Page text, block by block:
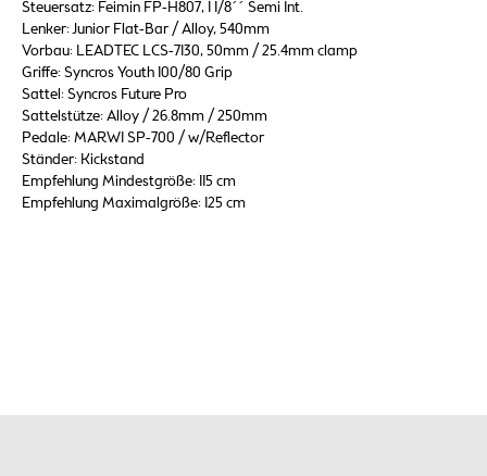
Steuersatz: Feimin FP-H807, 1 1/8´´ Semi Int.
Lenker: Junior Flat-Bar / Alloy, 540mm
Vorbau: LEADTEC LCS-7130, 50mm / 25.4mm clamp
Griffe: Syncros Youth 100/80 Grip
Sattel: Syncros Future Pro
Sattelstütze: Alloy / 26.8mm / 250mm
Pedale: MARWI SP-700 / w/Reflector
Ständer: Kickstand
Empfehlung Mindestgröße: 115 cm
Empfehlung Maximalgröße: 125 cm